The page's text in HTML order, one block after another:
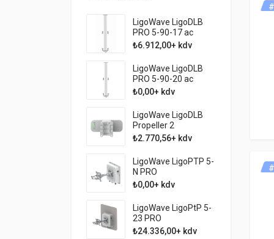
LigoWave LigoDLB
PRO 5-90-17 ac
₺6.912,00+ kdv
LigoWave LigoDLB
PRO 5-90-20 ac
₺0,00+ kdv
LigoWave LigoDLB
Propeller 2
₺2.770,56+ kdv
LigoWave LigoPTP 5-
N PRO
₺0,00+ kdv
LigoWave LigoPtP 5-
23 PRO
₺24.336,00+ kdv